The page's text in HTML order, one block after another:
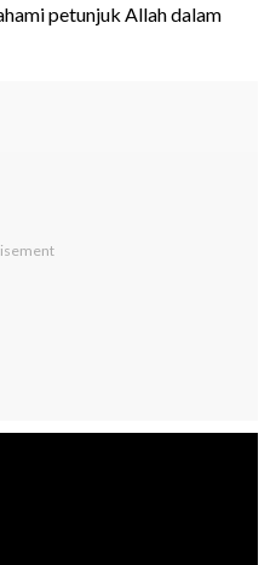
petunjuk Allah dalam